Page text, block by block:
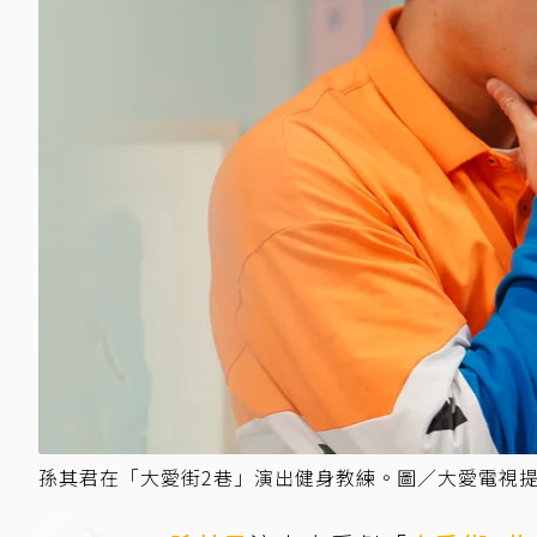
孫其君在「大愛街2巷」演出健身教練。圖／大愛電視